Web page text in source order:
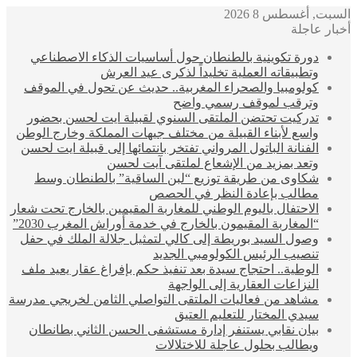
السبت, أغسطس 8 2026
أخبار عاجلة
دورة تكوينية بالطنطان حول أساسيات الذكاء الاصطناعي
وتطبيقاته العملية تخليداً لذكرى عيد العرش
كولومبيا والصحراء المغربية.. حديث عن تحول في الموقف
وترقب لموقف رسمي واضح
تدركيت تحتضن الملتقى السنوي لقبيلة ايت لحسن بحضور
واسع لأبناء القبيلة من مختلف جيهات المملكة وخارج الوطن
الفنانة الباتول المرواني تفتخر بانتمائها إلى قبيلة ايت لحسن
وتعد بمزيد من الإشعاع لملتقى آيت لحسن
شكاوى من طريقة توزيع “لبن الساقية” بالطنطان وسط
مطالب بإعادة النظر في الحصص
الاحتفال باليوم الوطني للمغاربة المقيمين بالخارج تحت شعار
“المغاربة المقيمون بالخارج في خدمة أوراش المغرب 2030”
وصول السيد بوريطة إلى كالي لتمثيل جلالة الملك في حفل
تنصيب الرئيس الكولومبي الجديد
الوطية.. احتجاج سيدة بعد تنفيذ حكم بإفراغ عقار يعيد ملف
النزاعات العقارية إلى الواجهة
مشاهد من فعاليات الملتقى التواصلي الثامن لخريجي مدرسة
سيدي المختار للتعليم العتيق
بيان نقابي يستنفر إدارة مستشفى الحسن الثاني بطانطان
ويطالب بحلول عاجلة للاختلالات